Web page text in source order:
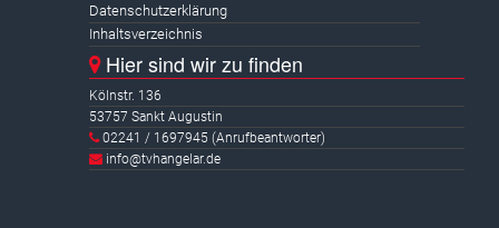
Datenschutzerklärung
Inhaltsverzeichnis
Hier sind wir zu finden
Kölnstr. 136
53757 Sankt Augustin
02241 / 1697945 (Anrufbeantworter)
info@tvhangelar.de